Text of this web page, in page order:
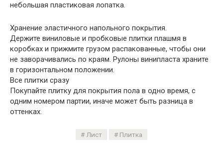
небольшая пластиковая лопатка.
Хранение эластичного напольного покрытия.
Держите виниловые и пробковые плитки плашмя в
коробках и прижмите грузом распакованные, чтобы они
не заворачивались по краям. Рулоны винипласта храните
в горизонтальном положении.
Все плитки сразу
Покупайте плитку для покрытия пола в одно время, с
одним номером партии, иначе может быть разница в
оттенках.
Лист Плитка